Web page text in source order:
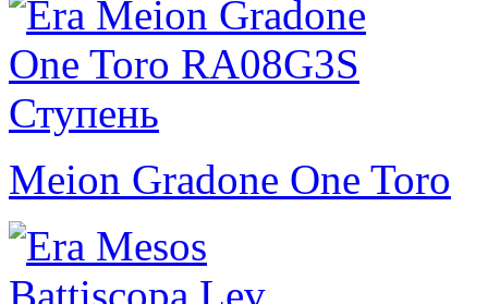
Meion Gradone One Toro